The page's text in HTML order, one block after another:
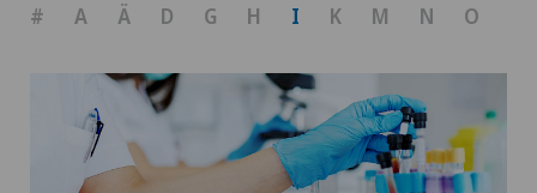
# A Ä D G H I K M N O